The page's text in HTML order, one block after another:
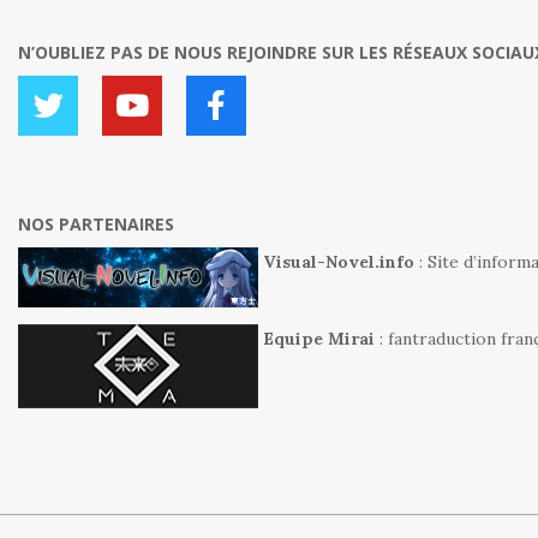
N’OUBLIEZ PAS DE NOUS REJOINDRE SUR LES RÉSEAUX
NOS PARTENAIRES
Visual-Novel.info : Site
Equipe Mirai : fantraduction